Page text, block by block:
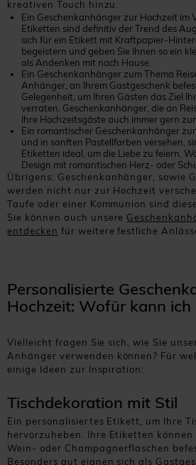
kreativen Touch hinzu.
Ein Geschenkanhänger zur Hochzeit im
Etiketten sind definitiv der Trend des
sich für ein Etikett mit Kraftpapier-
begeistern und geben Sie Ihnen so ein
als Andenken mit nach Hause.
Ein Geschenkanhänger zum Thema
Anhänger, an Ihrem Gastgeschenk
Gelegenheit, um Ihren Gästen das Ziel
verraten. Geschenkanhänger, die an
Ihre Hochzeitsgäste auch immer gern
Ein romantischer Geschenkanhänger
und in sanften Pastellfarben versehen,
Etiketten ideal, um die Liebe zu feiern.
Design mit romantischen Herz- oder
Übrigens: Geschenkanhänger, sowie
werden nicht nur zur Hochzeit
Taufe oder einer Kommunion sind
Sie können auch unsere
entdecken für weitere festliche
Personalisierte
Hochzeit: Wofür kann ich
Vielleicht fragen Sie sich, wie Sie
Anhänger verwenden können? Für
einige Ideen zur Inspiration:
Tischdekoration mit Stil
Ein personalisiertes Etikett, um Ihre
hervorzuheben. Ihre Etiketten können
Wein- oder Champagnerflaschen
Besonders gut eignen sich als